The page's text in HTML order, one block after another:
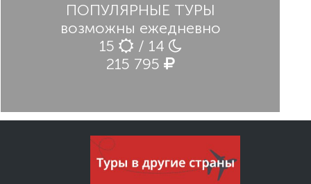
ПОПУЛЯРНЫЕ ТУРЫ
возможны ежедневно
15
/ 14
215 795